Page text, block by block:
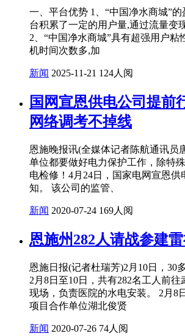
一、平台优势 1、“中国净水商城”
台积累了一定的用户量,通过流量变
2、“中国净水商城”具有超强用户粘
机时间次数多,加
新闻 2025-11-21 124人阅
国网宣恩供电公司提前
网络调考不掉线
恩施晚报讯(全媒体记者陈航通讯员
单位都要做好电力保护工作，除特
电检修！4月24日，国家电网宣恩供
知。 该公司的监管、
新闻 2020-07-24 169人阅
恩施州282人请战参建
恩施日报(记者杜瑞芳)2月10日，30
2月8日至10日，共有282名工人前
现场，负责医院的水电安装。 2月8
项目合作单位湖北俊贤
新闻 2020-07-26 74人阅